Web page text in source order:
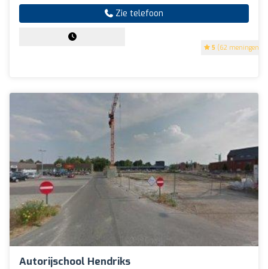
5 (62 meningen)
Zie telefoon
Autorijschool Hendriks